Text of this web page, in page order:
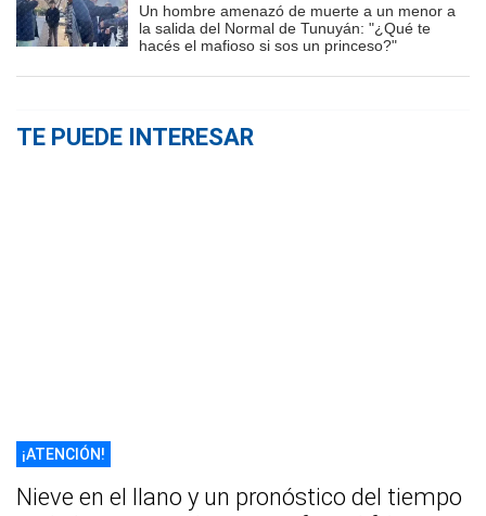
Un hombre amenazó de muerte a un menor a
la salida del Normal de Tunuyán: "¿Qué te
hacés el mafioso si sos un princeso?"
TE PUEDE INTERESAR
¡ATENCIÓN!
Nieve en el llano y un pronóstico del tiempo